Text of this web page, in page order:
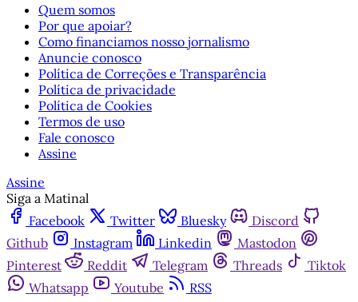
Quem somos
Por que apoiar?
Como financiamos nosso jornalismo
Anuncie conosco
Política de Correções e Transparência
Política de privacidade
Política de Cookies
Termos de uso
Fale conosco
Assine
Assine
Siga a Matinal
Facebook
Twitter Bluesky
Discord
Github
Instagram Linkedin
Mastodon
Pinterest
Reddit Telegram Threads
Tiktok
Whatsapp
Youtube
RSS